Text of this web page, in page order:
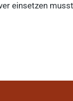
einsetzen